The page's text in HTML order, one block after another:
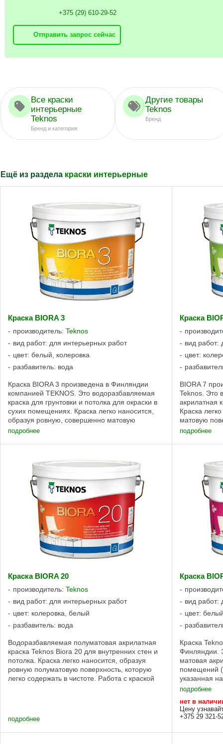
+375 (29) 610-29-52
Отправить запрос сейчас
Все краски
интерьерные
Teknos
Бренд и категория
Другие товары
Teknos
Бренд
Ещё из раздела краски интерьерные
Краска BIORA 3
производитель: Teknos
вид работ: для интерьерных работ
цвет: белый, колеровка
разбавитель: вода
Краска BIORA 3 произведена в Финляндии
компанией TEKNOS. Это водоразбавляемая
краска для грунтовки и потолка для окраски в
сухих помещениях. Краска легко наносится,
образуя ровную, совершенно матовую
поверхность. Работа с экологичной краской
подробнее
Краска
вид работ:
цвет:
BIORA 7
Teknos. Это
акрилатная
Краска
матовую
7,
подробнее
Краска BIORA 20
производитель: Teknos
вид работ: для интерьерных работ
цвет: колеровка, белый
разбавитель: вода
Водоразбавляемая полуматовая акрилатная
краска Teknos Biora 20 для внутренних стен и
потолка. Краска легко наносится, образуя
ровную полуматовую поверхность, которую
легко содержать в чистоте. Работа с краской
подробнее
Краска
вид работ:
цвет:
Краска
Финляндии.
матовая
помещений
указанная
Краска
подробнее
нет в
Цену
+375 29 321-